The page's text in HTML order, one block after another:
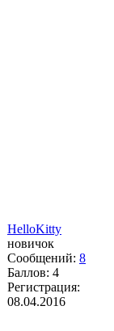
HelloKitty
новичок
Сообщений: 8
Баллов: 4
Регистрация:
08.04.2016